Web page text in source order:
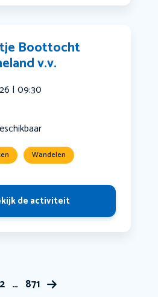
Boottocht
v.v.
| 09:30
Wandelen
de activiteit
2 … 871